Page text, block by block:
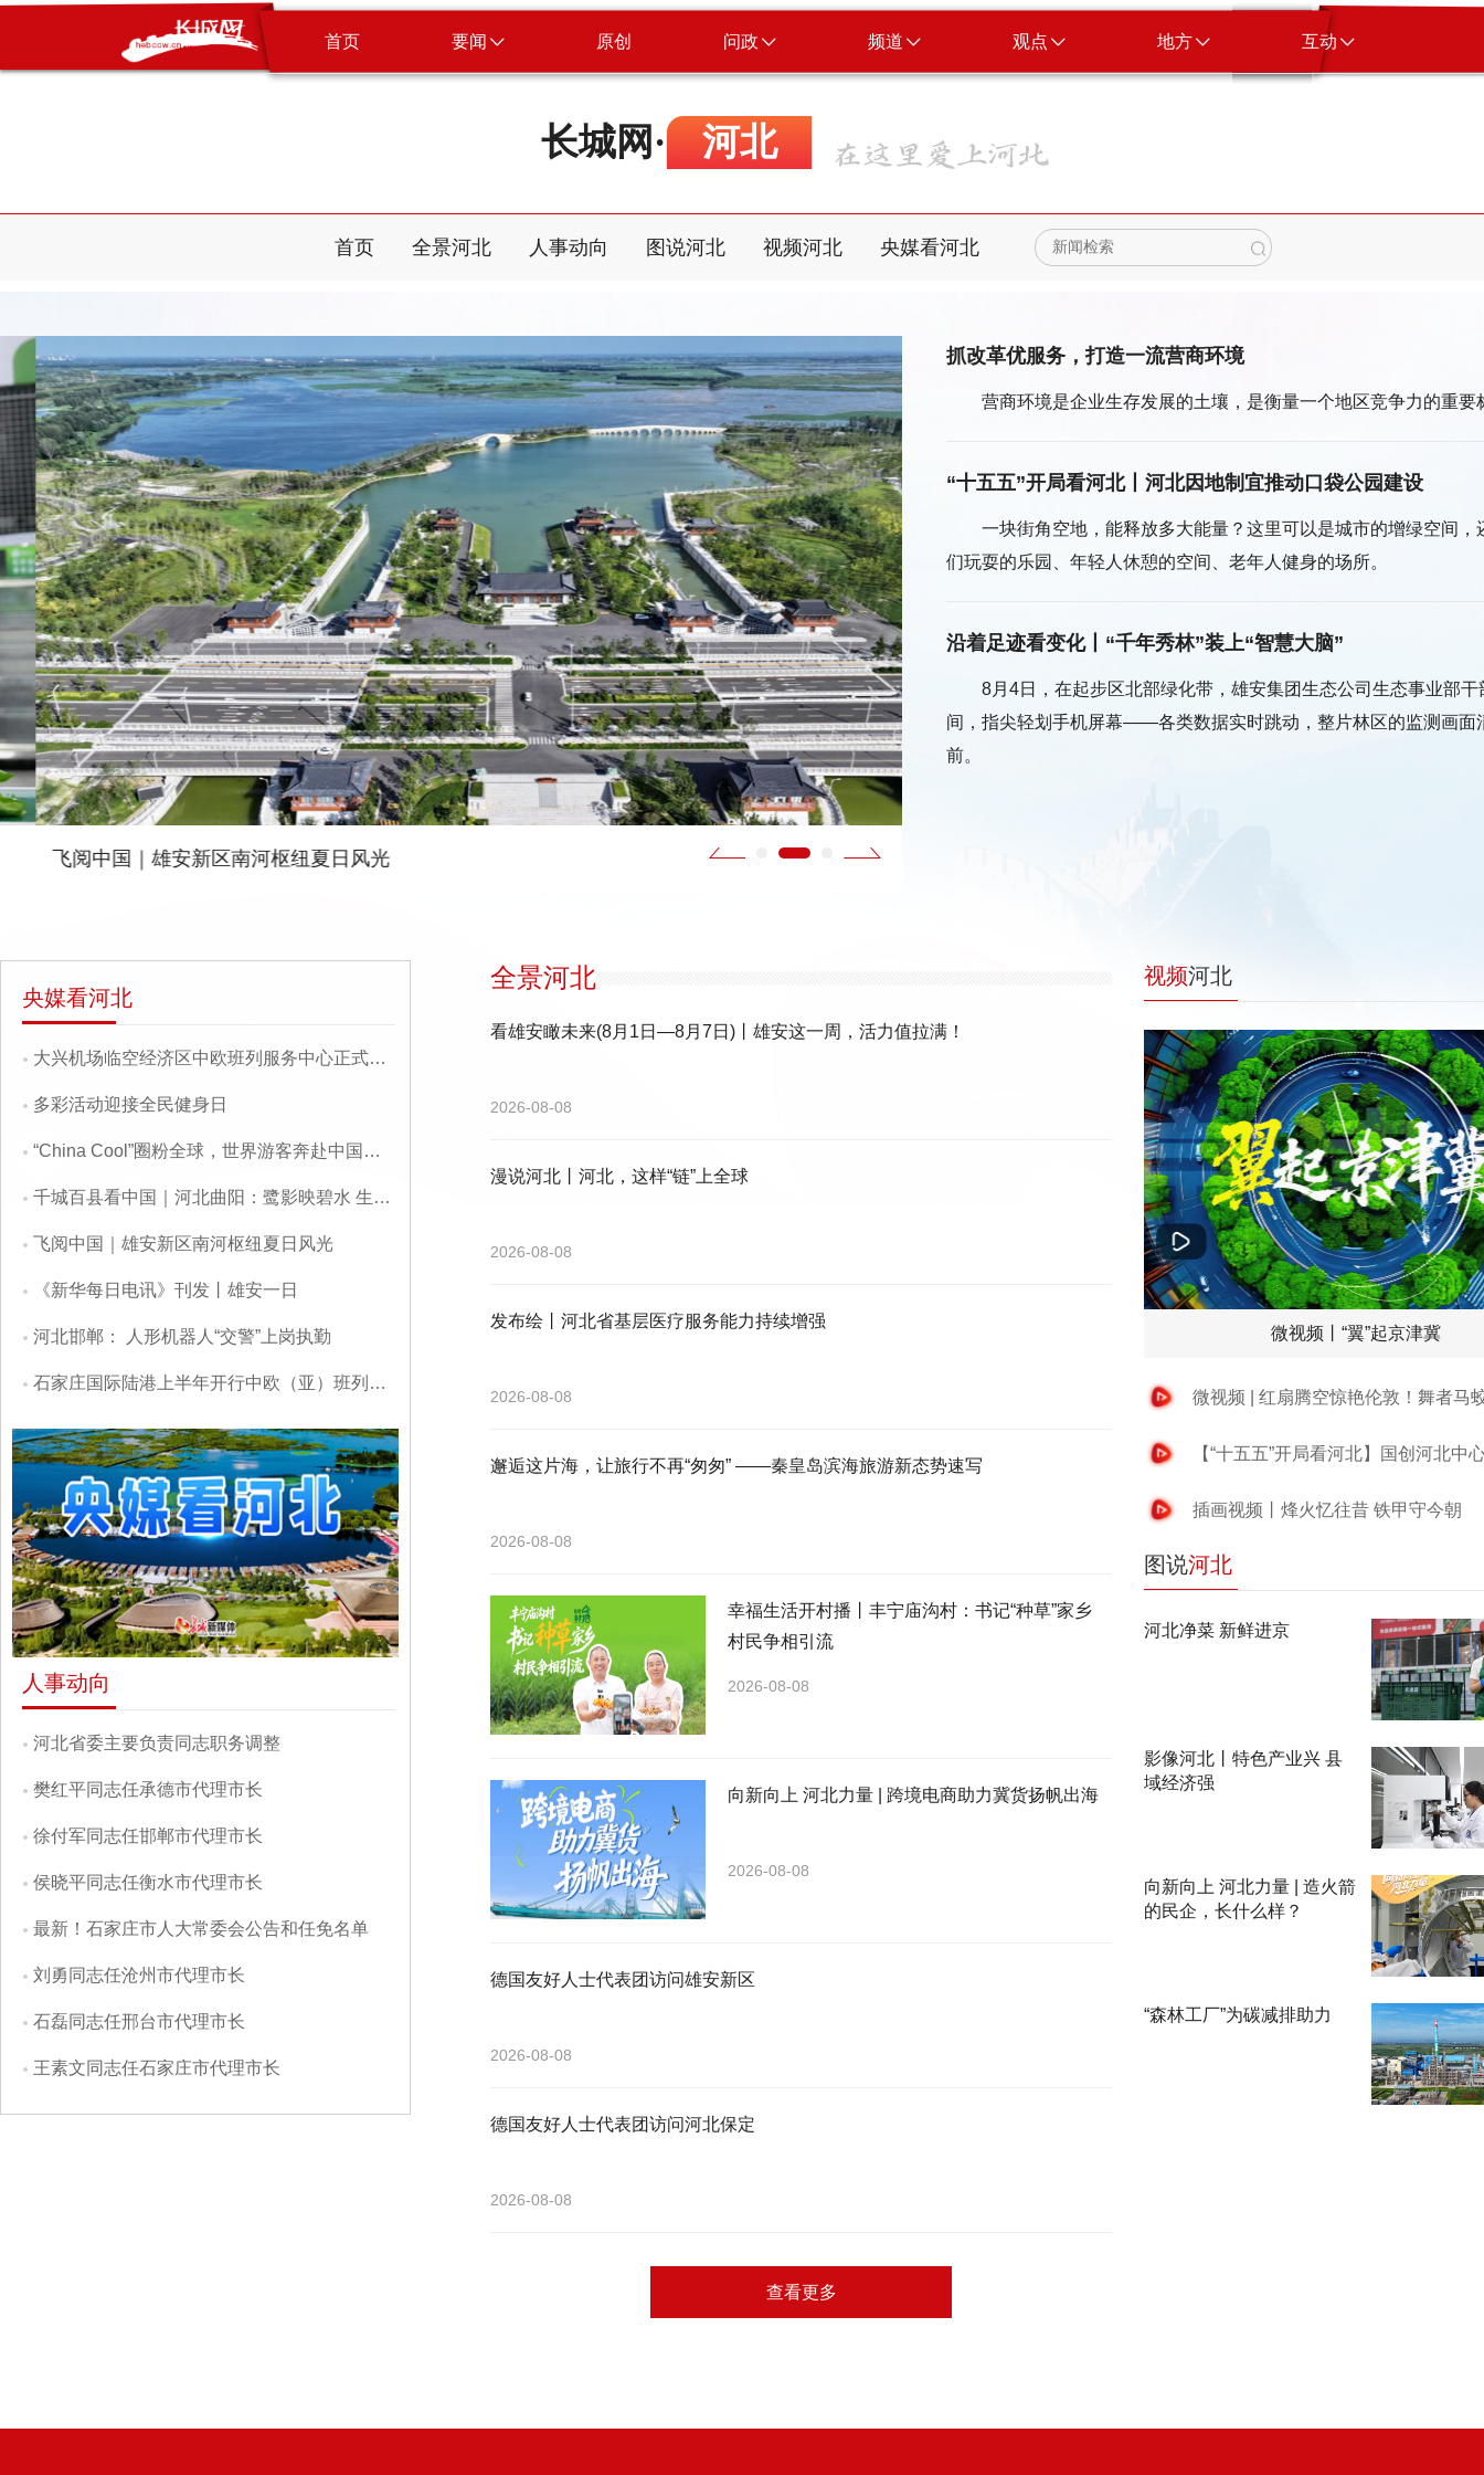
首页 要闻 原创 问政 频道 观点 地方 互动
长城网· 河北
首页 全景河北 人事动向 图说河北 视频河北 央媒看河北
飞阅中国｜雄安新区南河枢纽夏日风光
抓改革优服务，打造一流营商环境
营商环境是企业生存发展的土壤，是衡量一个地区竞争力的重要
“十五五”开局看河北丨河北因地制宜推动口袋公园建设
一块街角空地，能释放多大能量？这里可以是城市的增绿空间，
们玩耍的乐园、年轻人休憩的空间、老年人健身的场所。
沿着足迹看变化丨“千年秀林”装上“智慧大脑”
8月4日，在起步区北部绿化带，雄安集团生态公司生态事业部干
间，指尖轻划手机屏幕——各类数据实时跳动，整片林区的监测画面
前。
央媒看河北
大兴机场临空经济区中欧班列服务中心正式启用
多彩活动迎接全民健身日
“China Cool”圈粉全球，世界游客奔赴中国寻清凉
千城百县看中国｜河北曲阳：鹭影映碧水 生态绘新卷
飞阅中国｜雄安新区南河枢纽夏日风光
《新华每日电讯》刊发丨雄安一日
河北邯郸： 人形机器人“交警”上岗执勤
石家庄国际陆港上半年开行中欧（亚）班列大幅增长
人事动向
河北省委主要负责同志职务调整
樊红平同志任承德市代理市长
徐付军同志任邯郸市代理市长
侯晓平同志任衡水市代理市长
最新！石家庄市人大常委会公告和任免名单
刘勇同志任沧州市代理市长
石磊同志任邢台市代理市长
王素文同志任石家庄市代理市长
全景河北
看雄安瞰未来(8月1日—8月7日)丨雄安这一周，活力值拉满！
2026-08-08
漫说河北丨河北，这样“链”上全球
2026-08-08
发布绘丨河北省基层医疗服务能力持续增强
2026-08-08
邂逅这片海，让旅行不再“匆匆” ——秦皇岛滨海旅游新态势速写
2026-08-08
幸福生活开村播丨丰宁庙沟村：书记“种草”家乡
村民争相引流
2026-08-08
向新向上 河北力量 | 跨境电商助力冀货扬帆出海
2026-08-08
德国友好人士代表团访问雄安新区
2026-08-08
德国友好人士代表团访问河北保定
2026-08-08
查看更多
视频河北
微视频丨“翼”起京津冀
插画视频丨烽火忆往昔 铁甲守今朝
图说河北
河北净菜 新鲜进京
影像河北丨特色产业兴 县
域经济强
向新向上 河北力量 | 造火箭
的民企，长什么样？
“森林工厂”为碳减排助力